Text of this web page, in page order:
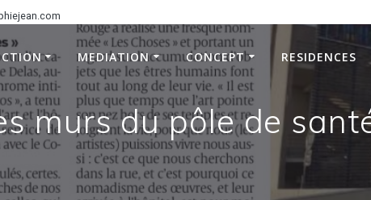
MEDIATION CONCEPT RESIDENCES
murs du pôle de